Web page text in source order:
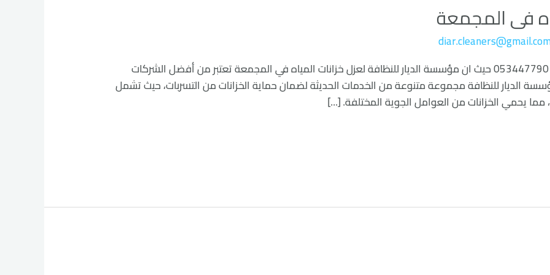
فى المجمعة
شركة عزل خزانات المياه فى المجمعة 0534477901 حيث ان مؤسسة الديار للنظافة لعزل خزانات المياه في المجمعة تعتبر من أفضل الشركات
الديار للنظافة مجموعة متنوعة من الخدمات الحديثة لضمان حماية الخزانات من التسربات، حيث تشمل
مما يحمي الخزانات من العوامل الجوية المختلفة. […]